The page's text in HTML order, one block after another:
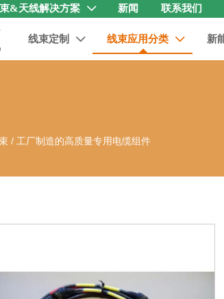
&天线解决方案  新闻 联系我们
线束定制  线束应用分类  新
/ 工厂制造的高质量专用电缆组件